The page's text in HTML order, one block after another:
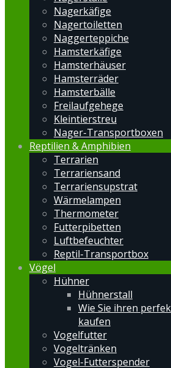
Nagerkäfige
Nagertoiletten
Naggerteppiche
Hamsterkäfige
Hamsterhäuser
Hamsterräder
Hamsterbälle
Freilaufgehege
Kleintierstreu
Nager-Transportboxen
Reptilien & Amphibien
Terrarien
Terrariensand
Terrariensupstrat
Wärmelampen
Thermometer
Futterpibetten
Luftbefeuchter
Reptil-Transportbox
Vögel
Hühner
Hühnerstall
Wie Sie ihren
kaufen
Vogelfutter
Vogeltränken
Vogel-Futterspender